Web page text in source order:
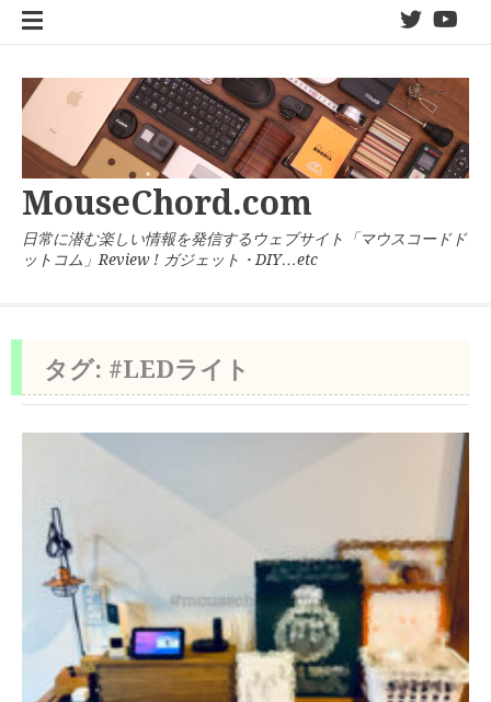
twitter
MouseChord.com
日常に潜む楽しい情報を発信するウェブサイト「マウスコードド
ットコム」Review ! ガジェット・DIY…etc
タグ: #LEDライト